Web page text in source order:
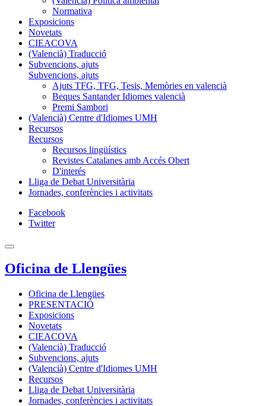
Normativa
Exposicions
Novetats
CIEACOVA
(Valencià) Traducció
Subvencions, ajuts
Subvencions, ajuts
Ajuts TFG, TFG, Tesis, Memòries en valencià
Beques Santander Idiomes valencià
Premi Sambori
(Valencià) Centre d'Idiomes UMH
Recursos
Recursos
Recursos lingüístics
Revistes Catalanes amb Accés Obert
D'interés
Lliga de Debat Universitària
Jornades, conferències i activitats
Facebook
Twitter
Oficina de Llengües
Oficina de Llengües
PRESENTACIÓ
Exposicions
Novetats
CIEACOVA
(Valencià) Traducció
Subvencions, ajuts
(Valencià) Centre d'Idiomes UMH
Recursos
Lliga de Debat Universitària
Jornades, conferències i activitats